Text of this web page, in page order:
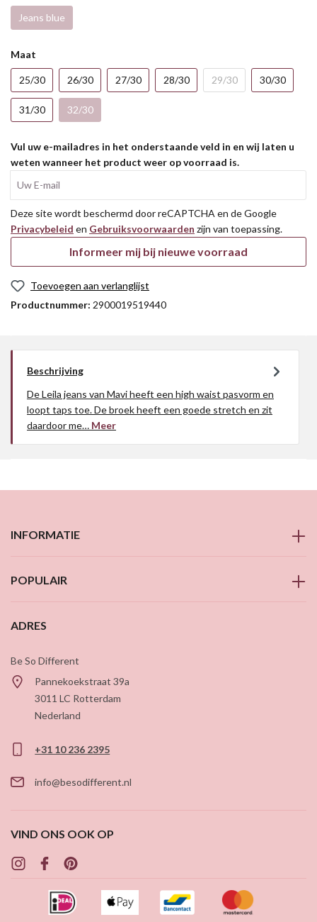
Jeans blue
Maat
25/30 26/30 27/30 28/30 29/30 30/30
31/30 32/30
Vul uw e-mailadres in het onderstaande veld in en wij laten u
weten wanneer het product weer op voorraad is.
Deze site wordt beschermd door reCAPTCHA en de Google
Privacybeleid en Gebruiksvoorwaarden zijn van toepassing.
Informeer mij bij nieuwe voorraad
Toevoegen aan verlanglijst
Productnummer: 2900019519440
Beschrijving
De Leila jeans van Mavi heeft een high waist pasvorm en
loopt taps toe. De broek heeft een goede stretch en zit
daardoor me… Meer
INFORMATIE
POPULAIR
ADRES
Be So Different
Pannekoekstraat 39a
3011 LC Rotterdam
Nederland
+31 10 236 2395
info@besodifferent.nl
VIND ONS OOK OP